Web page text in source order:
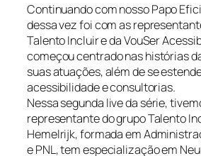
Continuando com nosso Papo
dessa vez foi com as
Talento Incluir e da VouSer
começou centrado nas histórias
suas atuações, além de se
acessibilidade e consultorias.
Nessa segunda live da série,
representante do grupo Talento
Hemelrijk, formada em
e PNL, tem especialização em